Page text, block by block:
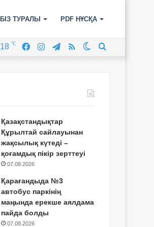
БІЗ ТУРАЛЫ PDF НҰСҚА
Switch
RSS
Telegram
Instagram
Facebook
18 ℃
Қазақстандықтар
Құрылтай сайлауынан
жақсылық күтеді –
қоғамдық пікір зерттеуі
07.08.2026
Қарағандыда №3
автобус паркінің
маңында ерекше аялдама
пайда болды
07.08.2026